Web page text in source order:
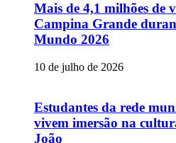
Mais de 4,1 milhões de
Campina Grande
Mundo 2026
10 de julho de 2026
Estudantes da rede
vivem imersão na
João